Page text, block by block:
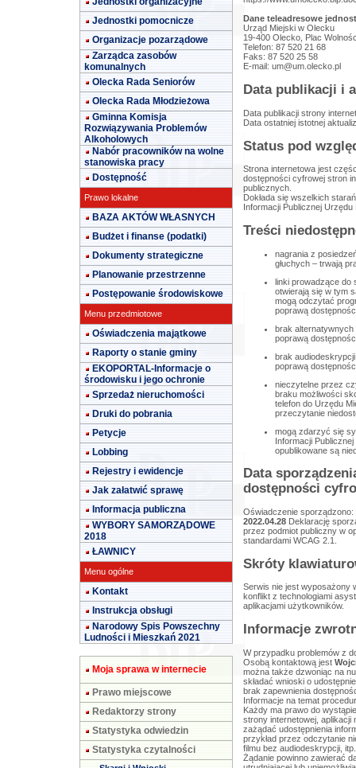
Jednostki pomocnicze
Organizacje pozarządowe
Zarządca zasobów
komunalnych
Olecka Rada Seniorów
Olecka Rada Młodzieżowa
Gminna Komisja
Rozwiązywania Problemów
Alkoholowych
Nabór pracowników na wolne
stanowiska pracy
Dostępność
Prawo lokalne
BAZA AKTÓW WŁASNYCH
Budżet i finanse (podatki)
Dokumenty strategiczne
Planowanie przestrzenne
Postępowanie środowiskowe
Menu przedmiotowe
Oświadczenia majątkowe
Raporty o stanie gminy
EKOPORTAL-Informacje o
środowisku i jego ochronie
Sprzedaż nieruchomości
Druki do pobrania
Petycje
Lobbing
Rejestry i ewidencje
Jak załatwić sprawę
Informacja publiczna
WYBORY SAMORZĄDOWE
2018
ŁAWNICY
Menu ogólne
Kontakt
Instrukcja obsługi
Narodowy Spis Powszechny
Ludności i Mieszkań 2021
Moja sprawa w internecie
Prawo miejscowe
Redaktorzy strony
Statystyka odwiedzin
Statystyka czytalności
Dane teleadresowe
Urząd Miejski w Olecku
19-400 Olecko, Plac
Telefon: 87 520 21 68
Faks: 87 520 25 58
E-mail: um@um.olecko.pl
Data publikacji i
Data publikacji strony
Data ostatniej istotnej
Status pod
Strona internetowa jest
dostępności cyfrowej stron
publicznych.
Dokłada się wszelkich
Informacji Publicznej
Treści
nagrania z
głuchych – trwają
linki prowadzące do
otwierają się w tym
mogą odczytać
poprawą
brak alternatywnych
poprawą
brak
poprawą
nieczytelne przez
braku możliwości
telefon do Urzędu
przeczytanie
mogą zdarzyć się
Informacji
opublikowane są
Data
dostępności
Oświadczenie sporządzono:
2022.04.28Deklarację
przez podmiot publiczny w
standardami WCAG 2.1.
Skróty
Serwis nie jest wyposażony
konflikt z technologiami
aplikacjami użytkowników.
Informacje
W przypadku problemów z
Osobą kontaktową jest
można także dzwoniąc na
składać wnioski o
brak zapewnienia
Informacje na temat
Każdy ma prawo do
strony internetowej, aplikacji
zażądać udostępnienia
przykład przez odczytanie
filmu bez audiodeskrypcji, itp.
Żądanie powinno zawierać